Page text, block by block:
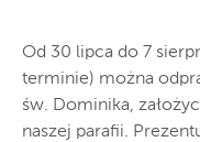
Od 30 lipca do 7
terminie) można
św. Dominika,
naszej parafii.